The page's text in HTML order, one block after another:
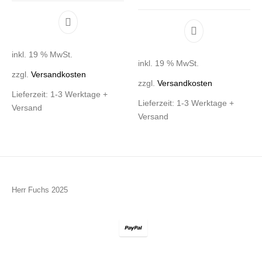
inkl. 19 % MwSt.
zzgl.Versandkosten
Lieferzeit: 1-3 Werktage +
Versand
inkl. 19 % MwSt.
zzgl. Versandkosten
Lieferzeit: 1-3 Werktage +
Versand
Herr Fuchs 2025